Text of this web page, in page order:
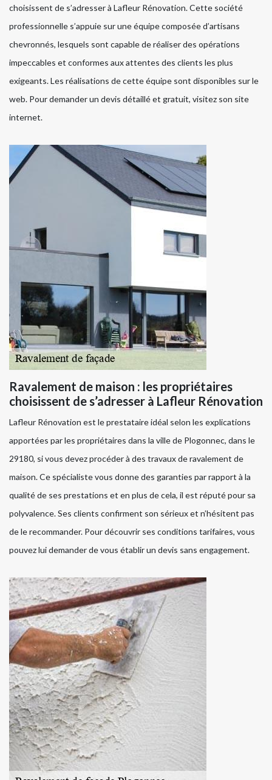
choisissent de s’adresser à Lafleur Rénovation. Cette société
professionnelle s’appuie sur une équipe composée d’artisans
chevronnés, lesquels sont capable de réaliser des opérations
impeccables et conformes aux attentes des clients les plus
exigeants. Les réalisations de cette équipe sont disponibles sur le
web. Pour demander un devis détaillé et gratuit, visitez son site
internet.
Ravalement de maison : les propriétaires
choisissent de s’adresser à Lafleur Rénovation
Lafleur Rénovation est le prestataire idéal selon les explications
apportées par les propriétaires dans la ville de Plogonnec, dans le
29180, si vous devez procéder à des travaux de ravalement de
maison. Ce spécialiste vous donne des garanties par rapport à la
qualité de ses prestations et en plus de cela, il est réputé pour sa
polyvalence. Ses clients confirment son sérieux et n’hésitent pas
de le recommander. Pour découvrir ses conditions tarifaires, vous
pouvez lui demander de vous établir un devis sans engagement.